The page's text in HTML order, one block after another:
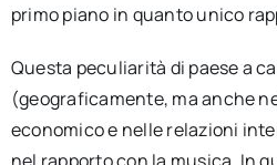
primo piano in quanto unico
Questa peculiarità di paese a
(geograficamente, ma anche
economico e nelle relazioni